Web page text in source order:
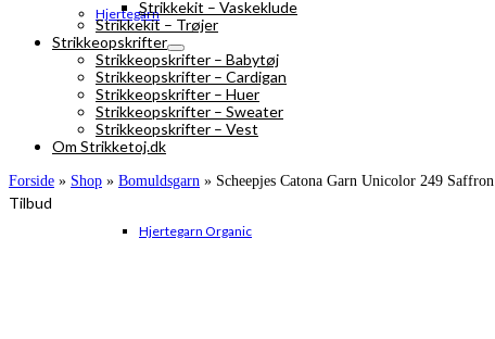
Hjertegarn
Hjertegarn Organic
Strikkekit – Vaskeklude
Strikkekit – Trøjer
Strikkeopskrifter
Strikkeopskrifter – Babytøj
Strikkeopskrifter – Cardigan
Strikkeopskrifter – Huer
Strikkeopskrifter – Sweater
Strikkeopskrifter – Vest
Om Strikketoj.dk
Forside » Shop » Bomuldsgarn » Scheepjes Catona Garn Unicolor 249 Saffron
Tilbud